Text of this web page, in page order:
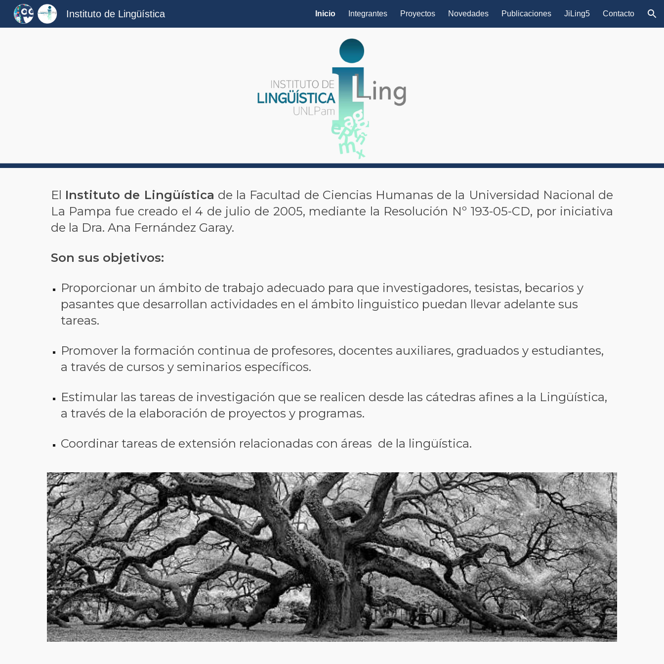
Skip to navigation
Instituto de Lingüística Inicio Integrantes Proyectos Novedades Publicaciones JiLing5 Contacto
El Instituto de Lingüística de la Facultad de Ciencias Humanas de la Universidad Nacional de
La Pampa fue creado el 4 de julio de 2005, mediante la Resolución Nº 193-05-CD, por iniciativa
de la Dra. Ana Fernández Garay.
Son sus objetivos:
Proporcionar un ámbito de trabajo adecuado para que investigadores, tesistas, becarios y
pasantes que desarrollan actividades en el ámbito linguistico puedan llevar adelante sus
tareas.
Promover la formación continua de profesores, docentes auxiliares, graduados y estudiantes,
a través de cursos y seminarios específicos.
Estimular las tareas de investigación que se realicen desde las cátedras afines a la Lingüística,
a través de la elaboración de proyectos y programas.
Coordinar tareas de extensión relacionadas con áreas de la lingüística.